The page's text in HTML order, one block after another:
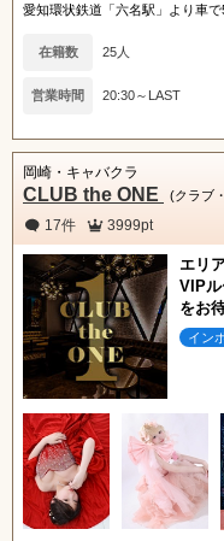
愛知環状鉄道「六名駅」より車で
在籍数 25人
営業時間 20:30～LAST
岡崎・キャバクラ
CLUB the ONE (クラブ
17件 3999pt
エリ
VIPル
をお
イン